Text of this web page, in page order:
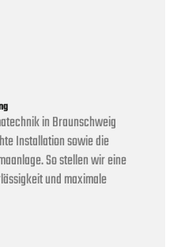
in Braunschweig
Installation sowie die
So stellen wir eine
und maximale